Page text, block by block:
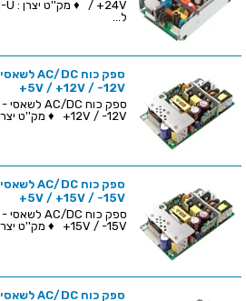
ל...
+5V / +12V / -12V
+12V / -12V ♦ מק''ט יצרן : JPS130PT31-M למפרט...
+5V / +15V / -15V
+15V / -15V ♦ מק''ט יצרן : JPS130PT32-M למפרט...